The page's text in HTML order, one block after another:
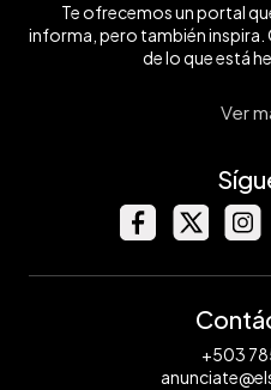
Te ofrecemos un portal
informa, pero también
de lo que está
Ver
+503